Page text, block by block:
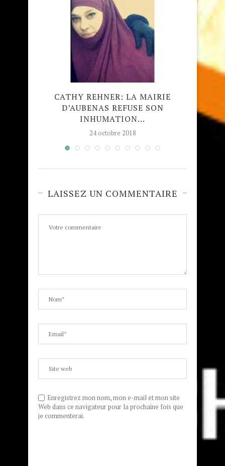
CATHY REHNER: LA MAIRIE
D’AUBENAS REFUSE SON
INHUMATION...
24 octobre 2018
LAISSEZ UN COMMENTAIRE
Enregistrez mon nom, mon e-mail et mon site
Web dans ce navigateur pour la prochaine fois que
je commenterai.